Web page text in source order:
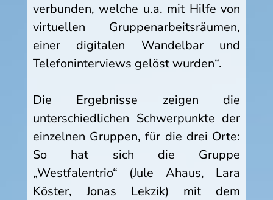
verbunden, welche u.a. mit Hilfe von
virtuellen Gruppenarbeitsräumen,
einer digitalen Wandelbar und
Telefoninterviews gelöst wurden“.
Die Ergebnisse zeigen die
unterschiedlichen Schwerpunkte der
einzelnen Gruppen, für die drei Orte:
So hat sich die Gruppe
„Westfalentrio“ (Jule Ahaus, Lara
Köster, Jonas Lekzik) mit dem